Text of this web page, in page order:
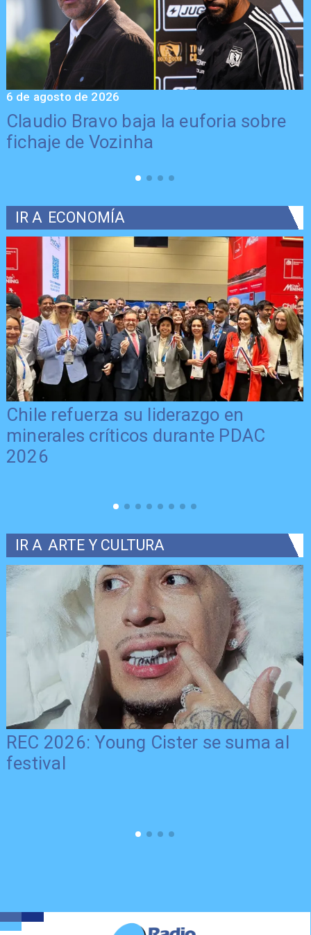
Claudio Bravo baja la euforia sobre
fichaje de Vozinha
6 de agosto de 2026
IR A ECONOMÍA
Chile refuerza su liderazgo en
minerales críticos durante PDAC
2026
IR A ARTE Y CULTURA
REC 2026: Young Cister se suma al
festival